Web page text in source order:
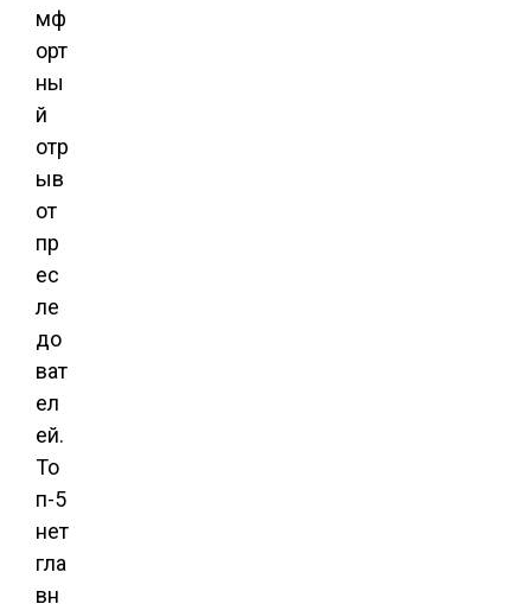
мф
орт
ны
й
отр
ыв
от
пр
ес
ле
до
ват
ел
ей.
То
п-5
нет
гла
вн